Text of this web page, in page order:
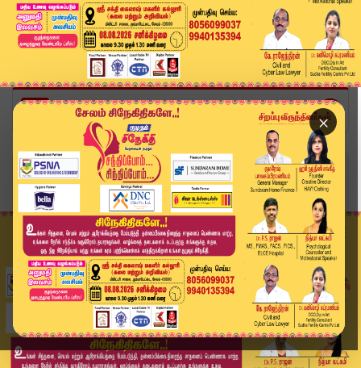
×
Home
வீடியோ ஸ்டோரி
District News | 24 SEP 2025 | Tamil News Today ...